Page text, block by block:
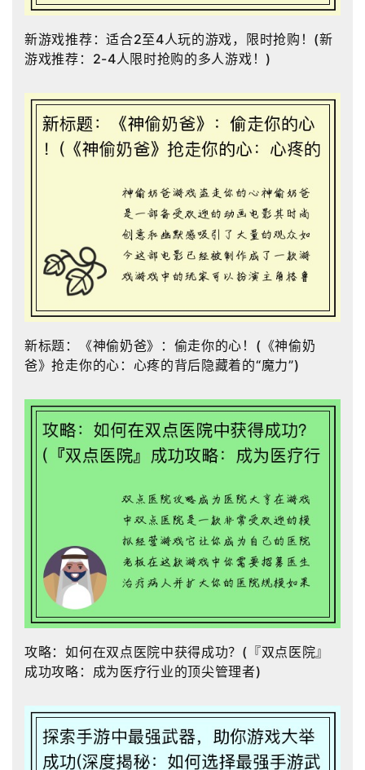
新游戏推荐：适合2至4人玩的游戏，限时抢购！(新
游戏推荐：2-4人限时抢购的多人游戏！)
新标题：《神偷奶爸》：偷走你的心！(《神偷奶
爸》抢走你的心：心疼的背后隐藏着的“魔力”)
攻略：如何在双点医院中获得成功？(『双点医院』
成功攻略：成为医疗行业的顶尖管理者)